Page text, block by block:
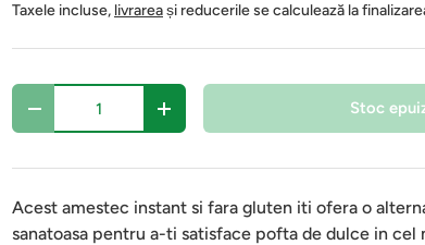
Taxele incluse, livrareași reducerile se calculează la
Cantitate
- + Stoc
Acest amestec instant si fara gluten iti ofera o
sanatoasa pentru a-ti satisface pofta de dulce in cel